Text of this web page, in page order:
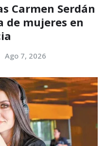
Carmen Serdán
mujeres en
Ago 7, 2026